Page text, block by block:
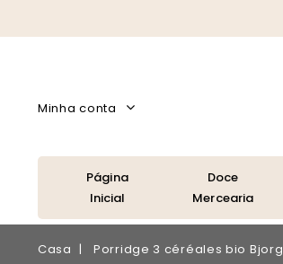
Minha conta
Página
Inicial
Doce
Mercearia
Casa Porridge 3 céréales bio Bjorg